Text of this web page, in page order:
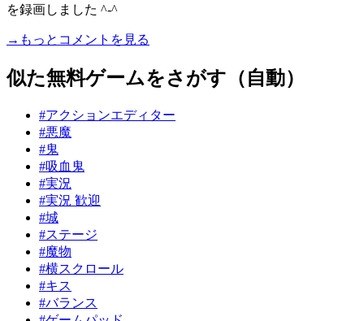
を録画しました ^-^
→もっとコメントを見る
似た無料ゲームをさがす（自動）
#アクションエディター
#悪魔
#鬼
#吸血鬼
#実況
#実況 歓迎
#城
#ステージ
#魔物
#横スクロール
#キス
#バランス